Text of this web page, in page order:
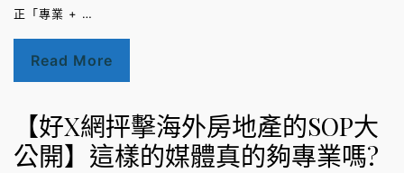
正「專業 + …
Read More
【好X網抨擊海外房地產的SOP大
公開】這樣的媒體真的夠專業嗎?